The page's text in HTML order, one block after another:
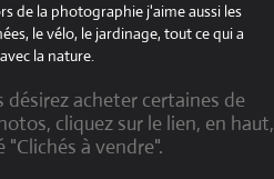
de la photographie j'aime aussi les
le vélo, le jardinage, tout ce qui a
la nature.
désirez acheter certaines de
cliquez sur le lien, en haut,
à vendre".